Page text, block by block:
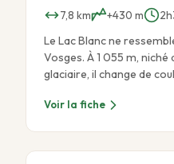
7,8 km +430 m
Le Lac Blanc ne
Vosges. À 1 055 m, niché
glaciaire, il change de
Voir la fiche